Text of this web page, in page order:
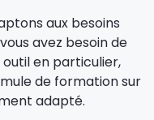
aux besoins
avez besoin de
en particulier,
de formation sur
adapté.